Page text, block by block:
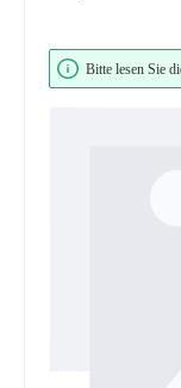
Bildergalerie
Bitte lesen Sie